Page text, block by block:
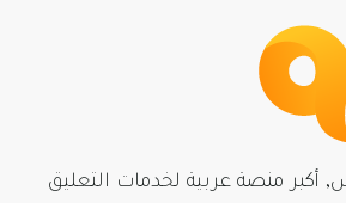
منصة عربية لخدمات التعليق